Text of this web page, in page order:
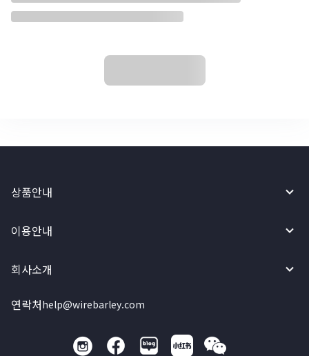
상품안내
이용안내
회사소개
연락처help@wirebarley.com